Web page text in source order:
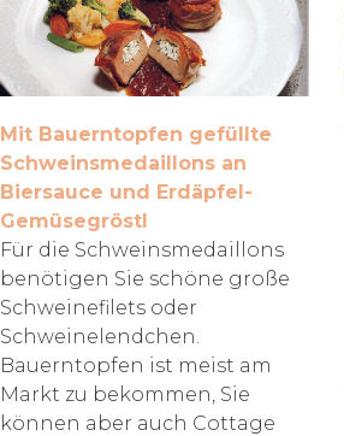
Mit Bauerntopfen gefüllte
Schweinsmedaillons an
Biersauce und Erdäpfel-
Gemüsegröstl
Für die Schweinsmedaillons
benötigen Sie schöne große
Schweinefilets oder
Schweinelendchen.
Bauerntopfen ist meist am
Markt zu bekommen, Sie
können aber auch Cottage